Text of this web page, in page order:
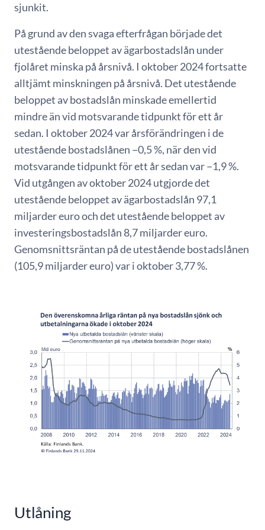
sjunkit.
På grund av den svaga efterfrågan började det
utestående beloppet av ägarbostadslån under
fjolåret minska på årsnivå. I oktober 2024 fortsatte
alltjämt minskningen på årsnivå. Det utestående
beloppet av bostadslån minskade emellertid
mindre än vid motsvarande tidpunkt för ett år
sedan. I oktober 2024 var årsförändringen i de
utestående bostadslånen −0,5 %, när den vid
motsvarande tidpunkt för ett år sedan var −1,9 %.
Vid utgången av oktober 2024 utgjorde det
utestående beloppet av ägarbostadslån 97,1
miljarder euro och det utestående beloppet av
investeringsbostadslån 8,7 miljarder euro.
Genomsnittsräntan på de utestående bostadslånen
(105,9 miljarder euro) var i oktober 3,77 %.
Utlåning